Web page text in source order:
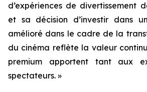
d’expériences de divertissement
et sa décision d’investir dans
amélioré dans le cadre de la
du cinéma reflète la valeur
premium apportent tant aux
spectateurs. »